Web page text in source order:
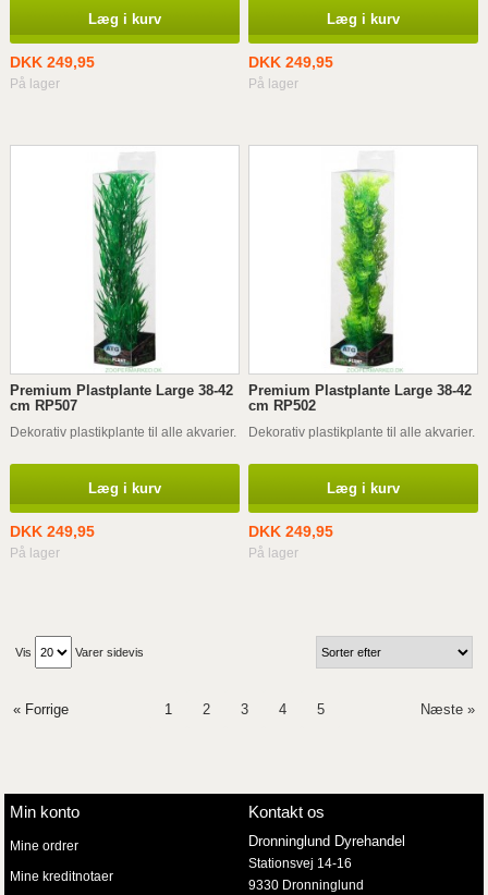
Læg i kurv
DKK 249,95
På lager
Læg i kurv
DKK 249,95
På lager
Premium Plastplante Large 38-42
cm RP507
Dekorativ plastikplante til alle akvarier.
Læg i kurv
DKK 249,95
På lager
Premium Plastplante Large 38-42
cm RP502
Dekorativ plastikplante til alle akvarier.
Læg i kurv
DKK 249,95
På lager
Vis Varer sidevis
« Forrige 1 2 3 4 5 Næste »
Min konto
Mine ordrer
Mine kreditnotaer
Kontakt os
Dronninglund Dyrehandel
Stationsvej 14-16
9330 Dronninglund